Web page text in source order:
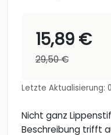
15,89 €
29,50 €
Letzte Aktualisierung:
Nicht ganz
Beschreibung trifft